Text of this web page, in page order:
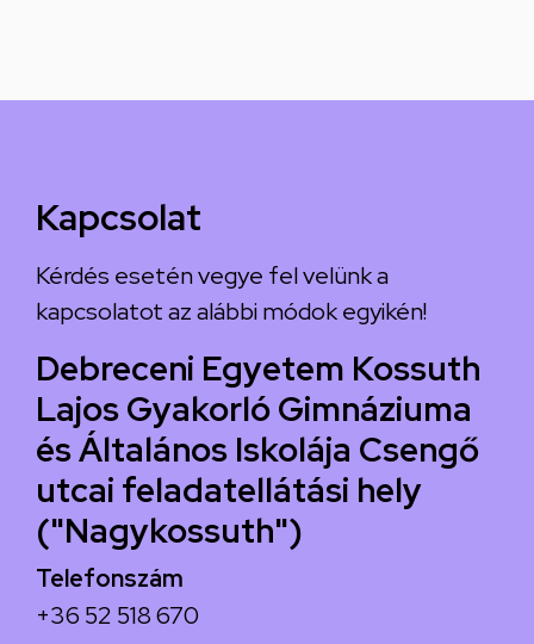
Kapcsolat
Kérdés esetén vegye fel velünk a
kapcsolatot az alábbi módok egyikén!
Debreceni Egyetem Kossuth
Lajos Gyakorló Gimnáziuma
és Általános Iskolája Csengő
utcai feladatellátási hely
("Nagykossuth")
Telefonszám
+36 52 518 670